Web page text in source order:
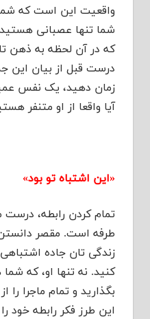
واقعیت این است که شما
شما تنها عصبانی
که در آن لحظه به ذهن
درست قبل از بیان این
زمان دهید، یک نفس
آیا واقعا از او متنفر
«این اشتباه تو بود»
تمام کردن رابطه،
طرفه است. مقصر
زندگی تان جاده
کنید. نه تنها او، که
بگذارید و تمام ماجرا را
این طرز فکر رابطه خود